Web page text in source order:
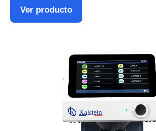
Ver producto